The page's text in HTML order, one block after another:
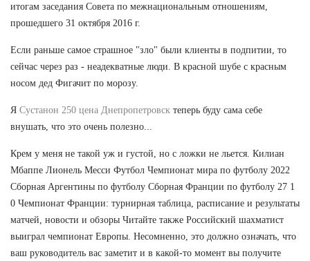
итогам заседания Совета по межнациональным отношениям,
прошедшего 31 октября 2016 г.
Если раньше самое страшное "зло" были клиенты в подпитии, то
сейчас через раз - неадекватные люди. В красной шубе с красным
носом дед Фигачит по морозу.
Я Сустанон 250 цена Днепропетровск теперь буду сама себе
внушать, что это очень полезно...
Крем у меня не такой уж и густой, но с ложки не льется. Килиан
Мбаппе Лионель Месси Футбол Чемпионат мира по футболу 2022
Сборная Аргентины по футболу Сборная Франции по футболу 27 1
0 Чемпионат Франции: турнирная таблица, расписание и результаты
матчей, новости и обзоры Читайте также Российский шахматист
выиграл чемпионат Европы. Несомненно, это должно означать, что
ваш руководитель вас заметит и в какой-то момент вы получите